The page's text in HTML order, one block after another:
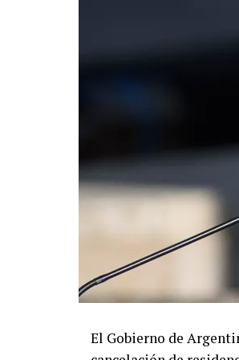
cárteles y llevar ante
El Gobierno de